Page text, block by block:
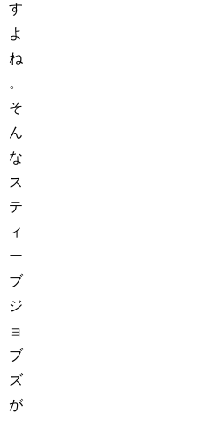
す
よ
ね
。
そ
ん
な
ス
テ
ィ
ー
ブ
ジ
ョ
ブ
ズ
が